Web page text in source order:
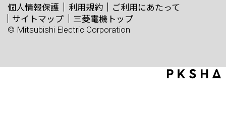
個人情報保護 利用規約
ご利用にあたって
サイトマップ
三菱電機トップ
© Mitsubishi Electric Corporation